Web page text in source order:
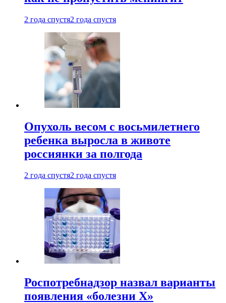
2 года спустя2 года спустя
Опухоль весом с восьмилетнего
ребенка выросла в животе
россиянки за полгода
2 года спустя2 года спустя
Роспотребнадзор назвал варианты
появления «болезни Х»